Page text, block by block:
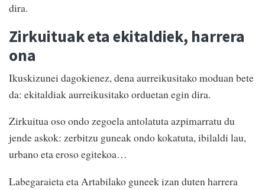
dira.
Zirkuituak eta ekitaldiek, harrera
ona
Ikuskizunei dagokienez, dena aurreikusitako moduan bete
da: ekitaldiak aurreikusitako orduetan egin dira.
Zirkuitua oso ondo zegoela antolatuta azpimarratu du
jende askok: zerbitzu guneak ondo kokatuta, ibilaldi lau,
urbano eta eroso egitekoa…
Labegaraieta eta Artabilako guneek izan duten harrera